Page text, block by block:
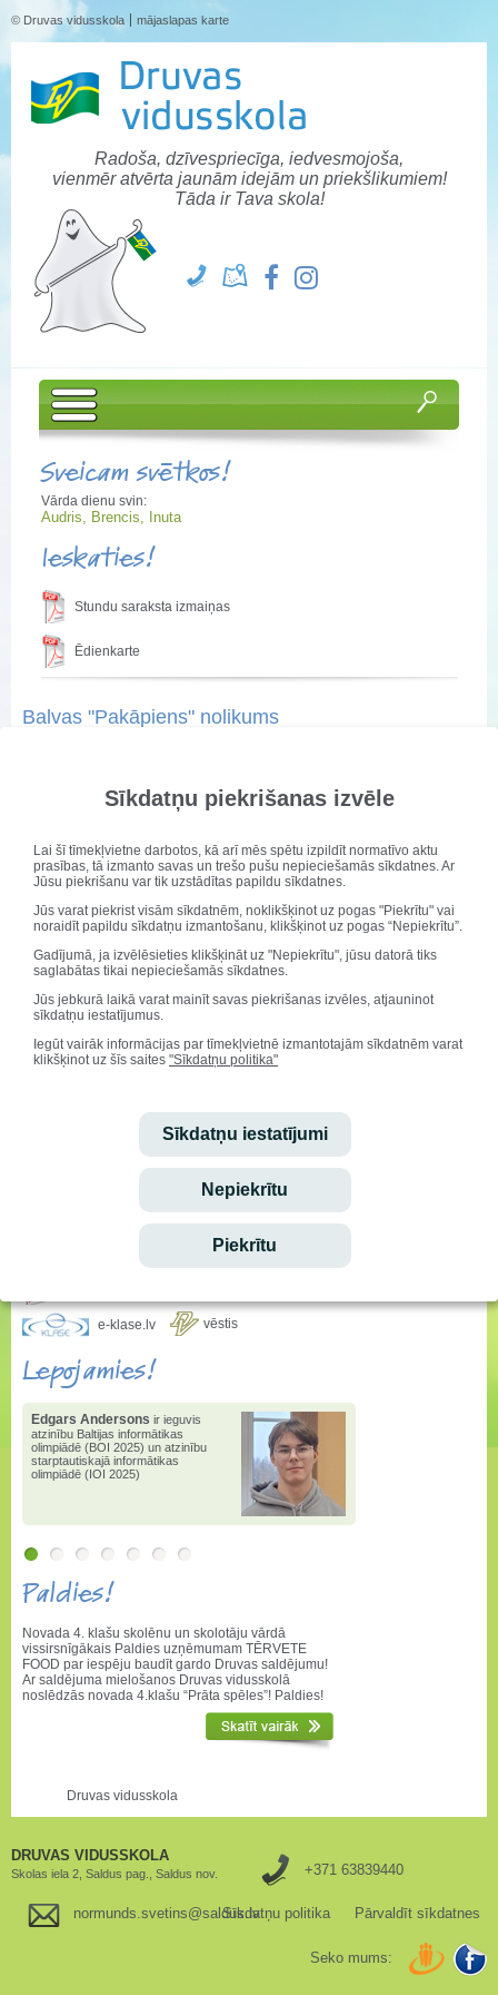
Sīkdatņu piekrišanas izvēle
Lai šī tīmekļvietne darbotos, kā arī mēs spētu izpildīt normatīvo aktu
prasības, tā izmanto savas un trešo pušu nepieciešamās sīkdatnes. Ar
Jūsu piekrišanu var tik uzstādītas papildu sīkdatnes.
Jūs varat piekrist visām sīkdatnēm, noklikšķinot uz pogas "Piekrītu" vai
noraidīt papildu sīkdatņu izmantošanu, klikšķinot uz pogas “Nepiekrītu”.
Gadījumā, ja izvēlēsieties klikšķināt uz "Nepiekrītu", jūsu datorā tiks
saglabātas tikai nepieciešamās sīkdatnes.
Jūs jebkurā laikā varat mainīt savas piekrišanas izvēles, atjauninot
sīkdatņu iestatījumus.
Iegūt vairāk informācijas par tīmekļvietnē izmantotajām sīkdatnēm varat
klikšķinot uz šīs saites "Sīkdatņu politika"
Sīkdatņu iestatījumi
Nepiekrītu
Piekrītu
© Druvas vidusskola mājaslapas karte
Radoša, dzīvespriecīga, iedvesmojoša,
vienmēr atvērta jaunām idejām un priekšlikumiem!
Tāda ir Tava skola!
Sveicam svētkos!
Vārda dienu svin:
Audris, Brencis, Inuta
Ieskaties!
Stundu saraksta izmaiņas
Ēdienkarte
Balvas "Pakāpiens" nolikums
mācību gadu, tika
nodibināta balva
"Pakāpiens". Tā tiek
pasniegta skolēnam,
kuram 2.semestrī,
salīdzinot ar pirmo,
priekšmetos ir uzlaboti
Balvas "Pakāpiens" nolikums
Sveicam svētkos!
Audris, Brencis, Inuta
e-klase.lv vēstis
Lepojamies!
Edgars Andersons ir ieguvis
atzinību Baltijas informātikas
olimpiādē (BOI 2025) un atzinību
starptautiskajā informātikas
olimpiādē (IOI 2025)
Paldies!
Novada 4. klašu skolēnu un skolotāju vārdā
vissirsnīgākais Paldies uzņēmumam TĒRVETE
FOOD par iespēju baudīt gardo Druvas saldējumu!
Ar saldējuma mielošanos Druvas vidusskolā
noslēdzās novada 4.klašu “Prāta spēles”! Paldies!
Druvas vidusskola
DRUVAS VIDUSSKOLA
Skolas iela 2, Saldus pag., Saldus nov. +371 63839440
normunds.svetins@saldus.lvSīkdatņu politika Pārvaldīt sīkdatnes
Seko mums: